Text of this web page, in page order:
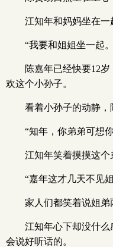
江知年和妈妈坐在一
“我要和姐姐坐一起
陈嘉年已经快要12
欢这个小孙子。
看着小孙子的动静
“知年，你弟弟可想
江知年笑着摸摸这
“嘉年这才几天不见
家人们都笑着说姐弟
江知年心下却没什
会说好听话的。